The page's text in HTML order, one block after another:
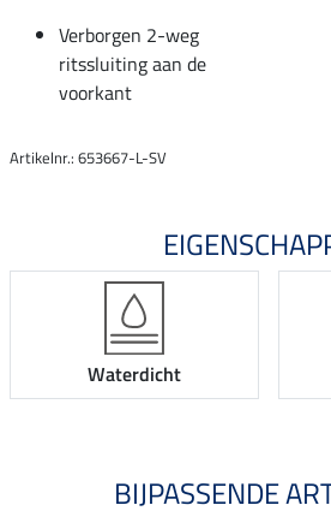
Verborgen 2-weg
ritssluiting aan de
voorkant
Artikelnr.: 653667-L-SV
Waterdicht
BIJPASSENDE